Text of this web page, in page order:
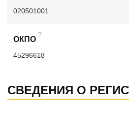
020501001
ОКПО
?
45296618
СВЕДЕНИЯ О